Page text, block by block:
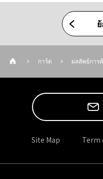
การ์ด ผลลัพธ์การ
Site Map Term